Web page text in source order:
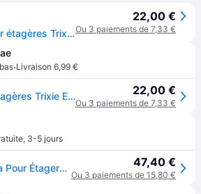
Lit pour chien pour étagères Trixie Ella - Gris
22,00 €
Ou 3 paiements de 7,33 €
·Livraison 6,99 €
Lit pour chien pour étagères Trixie Ella - Gris 22,00 €
Ou 3 paiements de 7,33 €
, 3-5 jours
Trixie Abri Douillet Ella Pour Étageres - 33x33x37cm - Gris - Pour Chat 47,40 €
Ou 3 paiements de 15,80 €